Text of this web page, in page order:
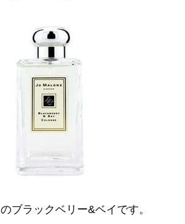
ブラックベリー&ベイです。